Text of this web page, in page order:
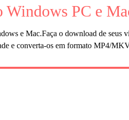
Windows PC e
e Mac.Faça o download de seus
e converta-os em formato MP4/